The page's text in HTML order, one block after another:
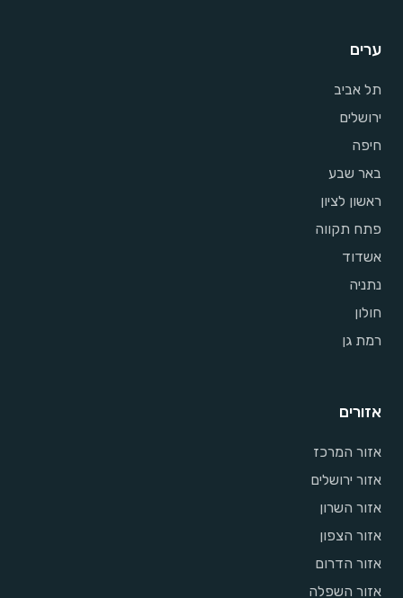
ערים
תל אביב
ירושלים
חיפה
באר שבע
ראשון לציון
פתח תקווה
אשדוד
נתניה
חולון
רמת גן
אזורים
אזור המרכז
אזור ירושלים
אזור השרון
אזור הצפון
אזור הדרום
אזור השפלה